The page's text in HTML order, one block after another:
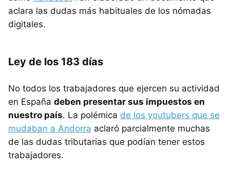
aclara las dudas más habituales de los nómadas
digitales.
Ley de los 183 días
No todos los trabajadores que ejercen su actividad
en España deben presentar sus impuestos en
nuestro país. La polémica de los youtubers que se
mudaban a Andorra aclaró parcialmente muchas
de las dudas tributarias que podían tener estos
trabajadores.